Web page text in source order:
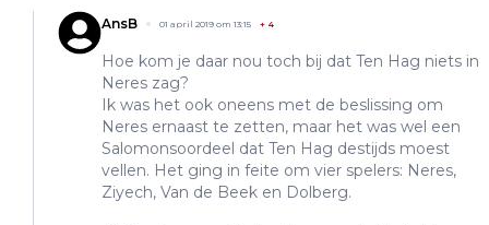
AnsB 01 april 2019 om 13:15 + 4
Hoe kom je daar nou toch bij dat Ten Hag niets in
Neres zag?
Ik was het ook oneens met de beslissing om
Neres ernaast te zetten, maar het was wel een
Salomonsoordeel dat Ten Hag destijds moest
vellen. Het ging in feite om vier spelers: Neres,
Ziyech, Van de Beek en Dolberg.